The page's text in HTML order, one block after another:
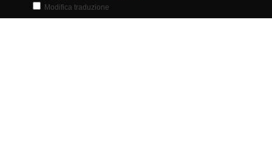
Modifica traduzione